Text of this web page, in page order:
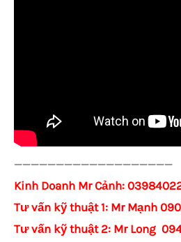
———————————————————
Kinh Doanh Mr Cảnh:
Tư vấn kỹ thuật 1: Mr Mạnh
Tư vấn kỹ thuật 2: Mr Long